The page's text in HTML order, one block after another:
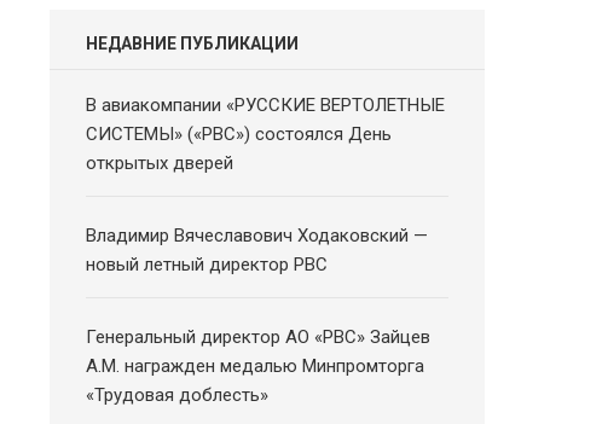
НЕДАВНИЕ ПУБЛИКАЦИИ
В авиакомпании «РУССКИЕ ВЕРТОЛЕТНЫЕ
СИСТЕМЫ» («РВС») состоялся День
открытых дверей
Владимир Вячеславович Ходаковский —
новый летный директор РВС
Генеральный директор АО «РВС» Зайцев
А.М. награжден медалью Минпромторга
«Трудовая доблесть»